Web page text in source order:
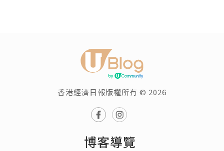
香港經濟日報版權所有 © 2026
博客導覽